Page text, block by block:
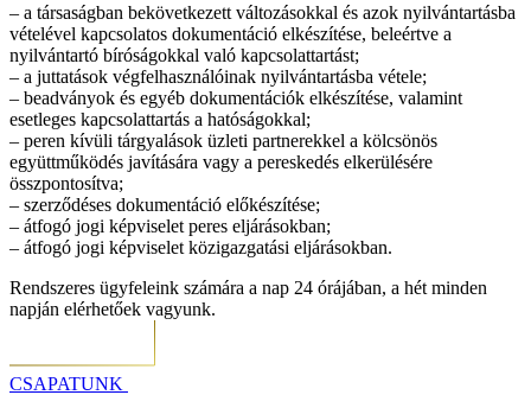
– a társaságban bekövetkezett változásokkal és azok nyilvántartásba
vételével kapcsolatos dokumentáció elkészítése, beleértve a
nyilvántartó bíróságokkal való kapcsolattartást;
– a juttatások végfelhasználóinak nyilvántartásba vétele;
– beadványok és egyéb dokumentációk elkészítése, valamint
esetleges kapcsolattartás a hatóságokkal;
– peren kívüli tárgyalások üzleti partnerekkel a kölcsönös
együttműködés javítására vagy a pereskedés elkerülésére
összpontosítva;
– szerződéses dokumentáció előkészítése;
– átfogó jogi képviselet peres eljárásokban;
– átfogó jogi képviselet közigazgatási eljárásokban.
Rendszeres ügyfeleink számára a nap 24 órájában, a hét minden
napján elérhetőek vagyunk.
CSAPATUNK